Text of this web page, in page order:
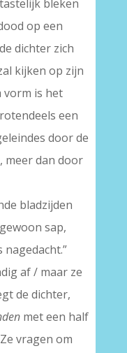
bleken
op een
dichter zich
kijken op zijn
vorm is het
een
door de
meer dan door
bladzijden
sap,
af / maar ze
de dichter,
met een half
vragen om